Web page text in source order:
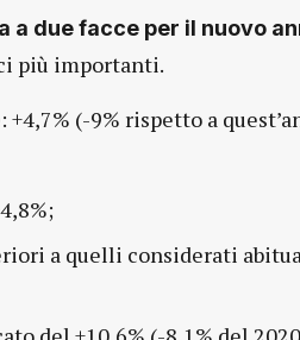
a due facce per il nuovo
più importanti.
(-9% rispetto a
a quelli considerati